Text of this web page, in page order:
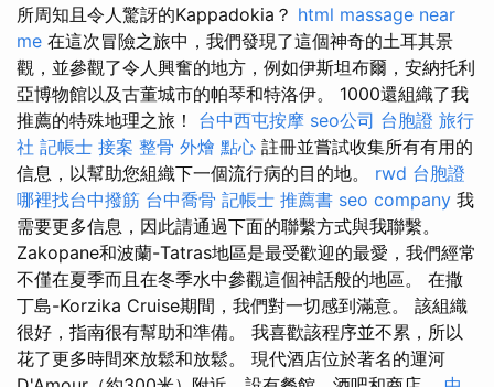
所周知且令人驚訝的Kappadokia？ html massage near
me 在這次冒險之旅中，我們發現了這個神奇的土耳其景
觀，並參觀了令人興奮的地方，例如伊斯坦布爾，安納托利
亞博物館以及古董城市的帕琴和特洛伊。 1000還組織了我
推薦的特殊地理之旅！ 台中西屯按摩 seo公司 台胞證 旅行
社 記帳士 接案 整骨 外燴 點心 註冊並嘗試收集所有有用的
信息，以幫助您組織下一個流行病的目的地。 rwd 台胞證
哪裡找台中撥筋 台中喬骨 記帳士 推薦書 seo company 我
需要更多信息，因此請通過下面的聯繫方式與我聯繫。
Zakopane和波蘭-Tatras地區是最受歡迎的最愛，我們經常
不僅在夏季而且在冬季水中參觀這個神話般的地區。 在撒
丁島-Korzika Cruise期間，我們對一切感到滿意。 該組織
很好，指南很有幫助和準備。 我喜歡該程序並不累，所以
花了更多時間來放鬆和放鬆。 現代酒店位於著名的運河